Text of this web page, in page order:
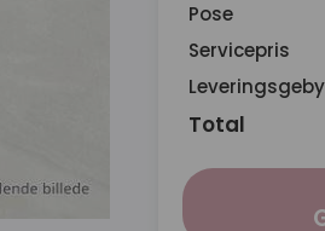
Pose
Servicepris
Total